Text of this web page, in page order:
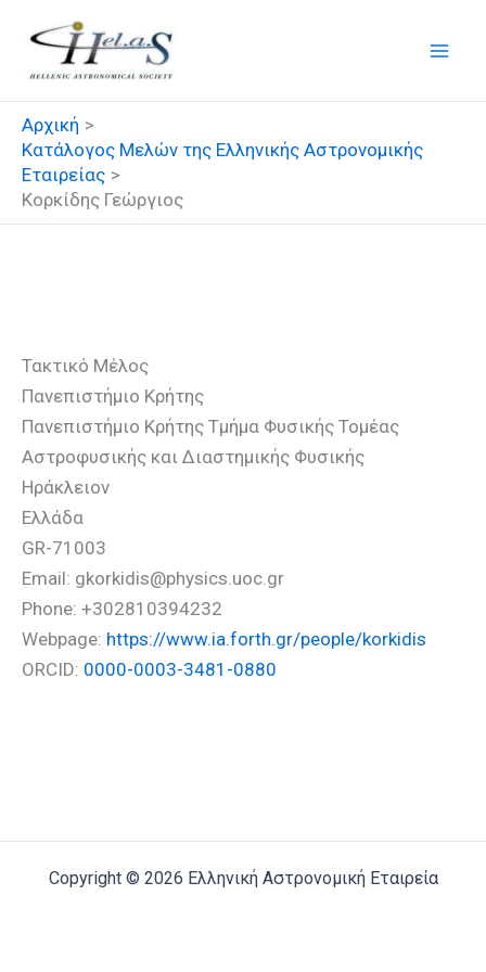
στο
περιεχόμενο
Αρχική
Κατάλογος Μελών της Ελληνικής Αστρονομικής
Εταιρείας
Κορκίδης Γεώργιος
Τακτικό Μέλος
Πανεπιστήμιο Κρήτης
Πανεπιστήμιο Κρήτης Τμήμα Φυσικής Τομέας
Αστροφυσικής και Διαστημικής Φυσικής
Ηράκλειον
Ελλάδα
GR-71003
Email: gkorkidis@physics.uoc.gr
Phone: +302810394232
Webpage: https://www.ia.forth.gr/people/korkidis
ORCID: 0000-0003-3481-0880
Copyright © 2026 Ελληνική Αστρονομική Εταιρεία